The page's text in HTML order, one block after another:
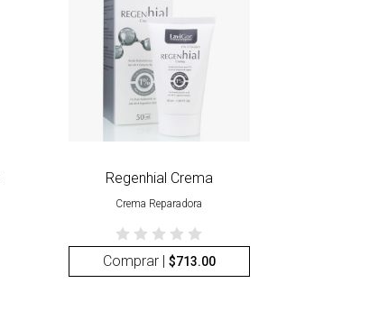
Regenhial Crema
Crema Reparadora
Comprar | $713.00